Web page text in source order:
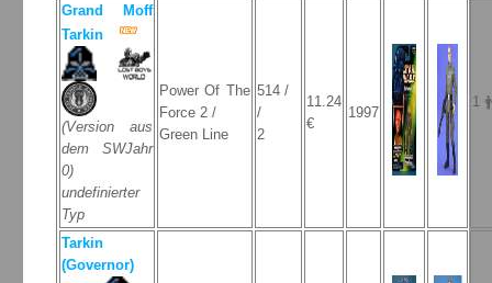
Grand Moff
Tarkin
(Version aus
dem SWJahr
0)
undefinierter
Typ
Power Of The
Force 2 /
Green Line
514 /
/
2
11.24
€
1997
1
Tarkin
(Governor)